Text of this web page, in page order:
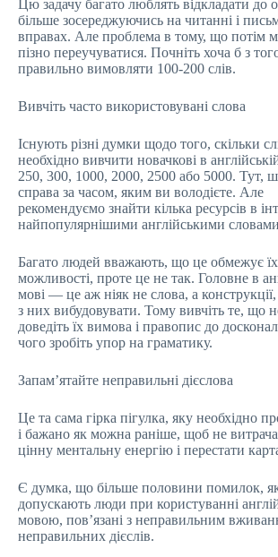
Цю задачу багато люблять відкладати до
більше зосереджуючись на читанні і
вправах. Але проблема в тому, що потім
пізно переучуватися. Почніть хоча б з
правильно вимовляти 100-200 слів.
Вивчіть часто використовувані слова
Існують різні думки щодо того, скільки
необхідно вивчити новачкові в
250, 300, 1000, 2000, 2500 або 5000. Тут,
справа за часом, яким ви володієте. Але
рекомендуємо знайти кілька ресурсів в
найпопулярнішими англійськими
Багато людей вважають, що це обмежує їх
можливості, проте це не так. Головне в
мові — це аж ніяк не слова, а
з них вибудовувати. Тому вивчіть те, що
доведіть їх вимова і правопис до
чого зробіть упор на граматику.
Запам’ятайте неправильні дієслова
Це та сама гірка пігулка, яку необхідно
і бажано як можна раніше, щоб не
цінну ментальну енергію і перестати
Є думка, що більше половини помилок,
допускають люди при користуванні
мовою, пов’язані з неправильним
неправильних дієслів.